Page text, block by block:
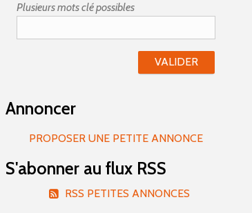
Plusieurs mots clé possibles
Annoncer
PROPOSER UNE PETITE ANNONCE
S'abonner au flux RSS
RSS PETITES ANNONCES